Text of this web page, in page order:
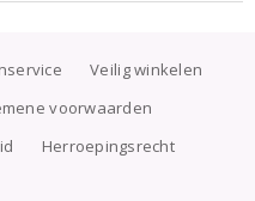
Veilig winkelen
voorwaarden
Herroepingsrecht